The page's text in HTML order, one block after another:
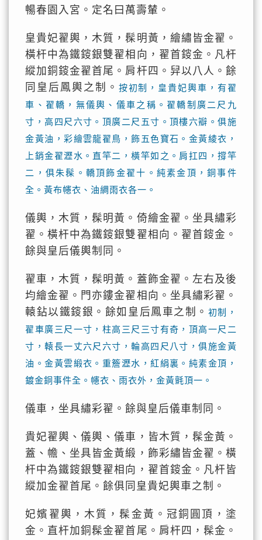
暢春園入宮。定名曰萬壽輦。
皇貴妃翟輿，木質，髹明黃，繪繡皆金翟。
橫杆中為鐵䤹銀雙翟相向，翟首䤹金。凡杆
縱加銅䤹金翟首尾。肩杆四。舁以八人。餘
同皇后鳳輿之制。 按初制，皇貴妃輿車，有翟
車、翟轎，無儀輿、儀車之稱。翟轎制廣二尺九
寸，高四尺六寸。頂廣二尺五寸。頂樓六瓣。俱施
金黃油，彩繪雲龍翟鳥，飾五色寶石。金黃綾衣，
上銷金翟瀝水。直竿二，橫竿如之。肩扛四，撐竿
二，俱朱髹。轎頂飾金翟十。純素金頂，銅事件
全。黃布幰衣、油綢雨衣各一。
儀輿，木質，髹明黃。倚繪金翟。坐具繡彩
翟。橫杆中為鐵䤹銀雙翟相向。翟首䤹金。
餘與皇后儀輿制同。
翟車，木質，髹明黃。蓋飾金翟。左右及後
均繪金翟。門亦鏤金翟相向。坐具繡彩翟。
轅鉆以鐵䤹銀。餘如皇后鳳車之制。 初制，
翟車廣三尺一寸，柱高三尺三寸有奇，頂高一尺二
寸，轅長一丈六尺六寸，輪高四尺八寸，俱施金黃
油。金黃雲緞衣。重簷瀝水，紅絹裏。純素金頂，
鍍金銅事件全。幰衣、雨衣外，金黃氈頂一。
儀車，坐具繡彩翟。餘與皇后儀車制同。
貴妃翟輿、儀輿、儀車，皆木質，髹金黃。
蓋、幨、坐具皆金黃緞，飾彩繡皆金翟。橫
杆中為鐵䤹銀雙翟相向，翟首䤹金。凡杆皆
縱加金翟首尾。餘俱同皇貴妃輿車之制。
妃嬪翟輿，木質，髹金黃。冠銅圓頂，塗
金。直杆加銅髹金翟首尾。肩杆四，髹金。